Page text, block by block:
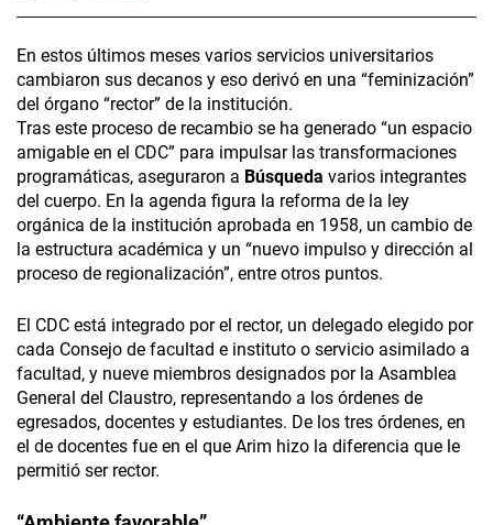
En estos últimos meses varios servicios universitarios
cambiaron sus decanos y eso derivó en una “feminización”
del órgano “rector” de la institución.
Tras este proceso de recambio se ha generado “un espacio
amigable en el CDC” para impulsar las transformaciones
programáticas, aseguraron a Búsqueda varios integrantes
del cuerpo. En la agenda figura la reforma de la ley
orgánica de la institución aprobada en 1958, un cambio de
la estructura académica y un “nuevo impulso y dirección al
proceso de regionalización”, entre otros puntos.
El CDC está integrado por el rector, un delegado elegido por
cada Consejo de facultad e instituto o servicio asimilado a
facultad, y nueve miembros designados por la Asamblea
General del Claustro, representando a los órdenes de
egresados, docentes y estudiantes. De los tres órdenes, en
el de docentes fue en el que Arim hizo la diferencia que le
permitió ser rector.